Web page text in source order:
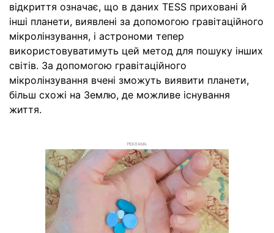
відкриття означає, що в даних TESS приховані й
інші планети, виявлені за допомогою гравітаційного
мікролінзування, і астрономи тепер
використовуватимуть цей метод для пошуку інших
світів. За допомогою гравітаційного
мікролінзування вчені зможуть виявити планети,
більш схожі на Землю, де можливе існування
життя.
РЕКЛАМА